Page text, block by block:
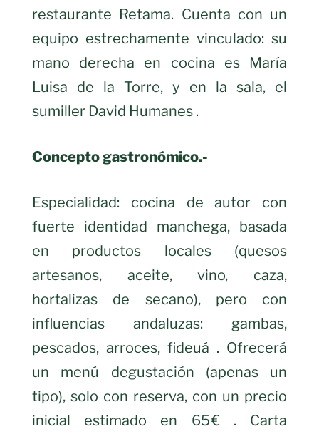
restaurante Retama. Cuenta con un
equipo estrechamente vinculado: su
mano derecha en cocina es María
Luisa de la Torre, y en la sala, el
sumiller David Humanes .
Concepto gastronómico.-
Especialidad: cocina de autor con
fuerte identidad manchega, basada
en productos locales (quesos
artesanos, aceite, vino, caza,
hortalizas de secano), pero con
influencias andaluzas: gambas,
pescados, arroces, fideuá . Ofrecerá
un menú degustación (apenas un
tipo), solo con reserva, con un precio
inicial estimado en 65 € . Carta